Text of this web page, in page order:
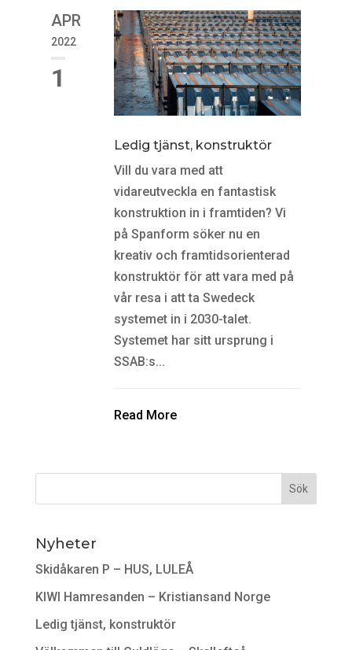
APR
2022
1
Ledig tjänst, konstruktör
Vill du vara med att
vidareutveckla en fantastisk
konstruktion in i framtiden? Vi
på Spanform söker nu en
kreativ och framtidsorienterad
konstruktör för att vara med på
vår resa i att ta Swedeck
systemet in i 2030-talet.
Systemet har sitt ursprung i
SSAB:s...
Read More
Nyheter
Skidåkaren P – HUS, LULEÅ
KIWI Hamresanden – Kristiansand Norge
Ledig tjänst, konstruktör